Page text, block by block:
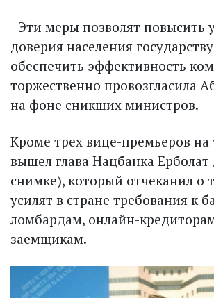
- Эти меры позволят повысить
доверия населения
обеспечить эффективность
торжественно провозгласила
на фоне сникших министров.
Кроме трех вице-премьеров на
вышел глава Нацбанка
снимке), который отчеканил о
усилят в стране требования к
ломбардам, онлайн-
заемщикам.